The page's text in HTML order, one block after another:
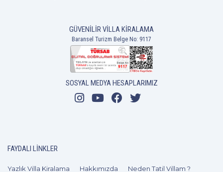
GÜVENILIR VILLA KIRALAMA
Baransel Turizm Belge No: 9117
SOSYAL MEDYA HESAPLARIMIZ
FAYDALI LINKLER
Yazlık Villa Kiralama Hakkımızda
Neden Tatil Villam ?